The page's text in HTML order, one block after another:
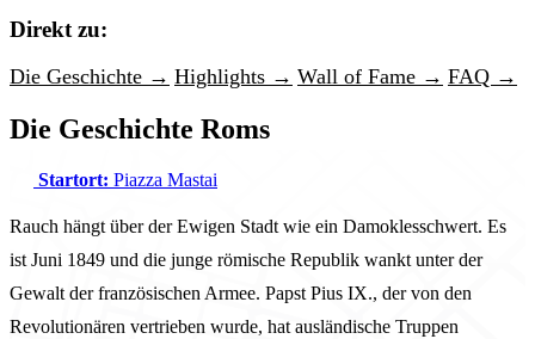
Direkt zu:
Die Geschichte → Highlights → Wall of Fame → FAQ →
Die Geschichte Roms
Startort: Piazza Mastai
Rauch hängt über der Ewigen Stadt wie ein Damoklesschwert. Es
ist Juni 1849 und die junge römische Republik wankt unter der
Gewalt der französischen Armee. Papst Pius IX., der von den
Revolutionären vertrieben wurde, hat ausländische Truppen